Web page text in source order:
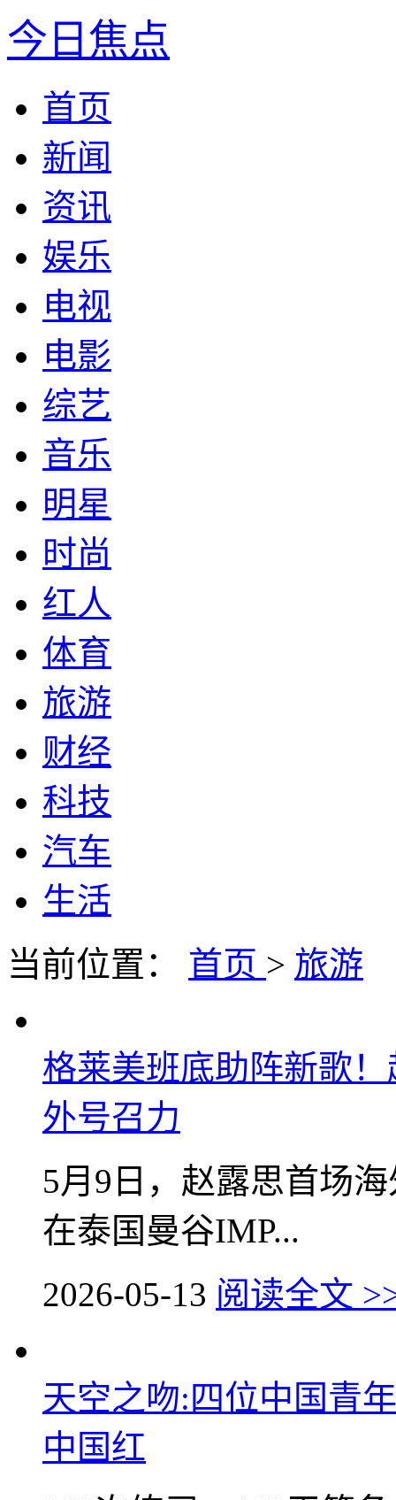
今日焦点
首页
新闻
资讯
娱乐
电视
电影
综艺
音乐
明星
时尚
红人
体育
旅游
财经
科技
汽车
生活
当前位置： 首页 > 旅游
格莱美班底助阵新歌
外号召力
5月9日，赵露思首场海
在泰国曼谷IMP...
2026-05-13 阅读全文
天空之吻:四位中国青
中国红